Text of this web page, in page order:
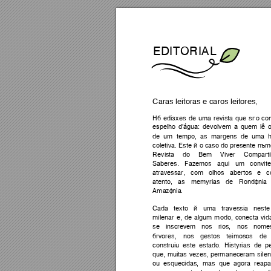
Caras leitoras e caros leitores,
Há edições de uma revista que são
espelho d’água: devolvem a quem lê
de um tempo, as margens de uma
coletiva. Este é o caso do presente
Revista do Bem Viver
Saberes.
Fazemos aqui um
atravessar,
com olhos abertos e
atento,
as memórias de Rondônia
Amazônia
Cada texto é uma travessia neste
milenar e, de algum modo, conecta vi
se
inscrevem nos rios, nos
árvores,
nos gestos teimosos
de
construiu este estado. Histórias de
que, muitas vezes, permaneceram
ou esquecidas, mas que agora
ED ITORIAL